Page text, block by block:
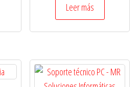
Leer más